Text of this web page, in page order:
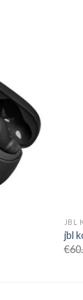
JBL
jbl
€